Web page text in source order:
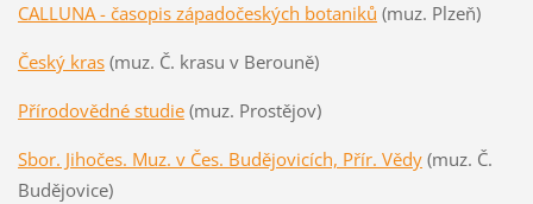
CALLUNA - časopis západočeských botaniků (muz. Plzeň)
Český kras(muz. Č. krasu v Berouně)
Přírodovědné studie(muz. Prostějov)
Sbor. Jihočes. Muz. v Čes. Budějovicích, Přír. Vědy(muz. Č.
Budějovice)